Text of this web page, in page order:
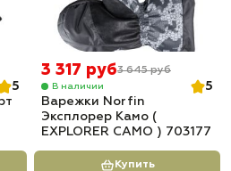
5
3 317 руб3 645 руб
В наличии
5
Варежки Norfin
Эксплорер Камо (
EXPLORER CAMO ) 703177
Купить